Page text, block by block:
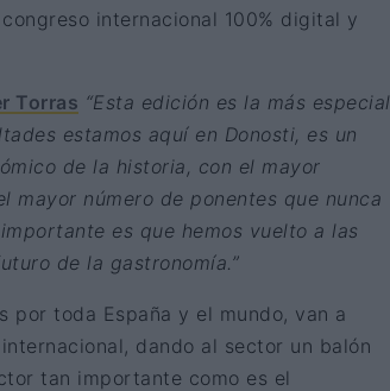
internacional 100% digital y
Torras “Esta edición es la más especial
estamos aquí en Donosti, es un
de la historia, con el mayor
mayor número de ponentes que nunca
es que hemos vuelto a las
de la gastronomía.”
por toda España y el mundo, van a
dando al sector un balón
tan importante como es el